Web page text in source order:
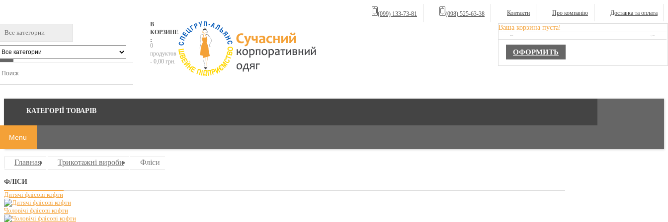
(099) 133-73-81 (098) 525-63-38 Контакти Про компанію Доставка та оплата
Все категории
В
КОРЗИНЕ
:
0
продуктов
- 0,00 грн.
Ваша корзина пуста!
ОФОРМИТЬ
КАТЕГОРІЇ ТОВАРІВ
Menu
Главная Трикотажні вироби Фліси
ФЛІСИ
Дитячі флісові кофти
Чоловічі флісові кофти